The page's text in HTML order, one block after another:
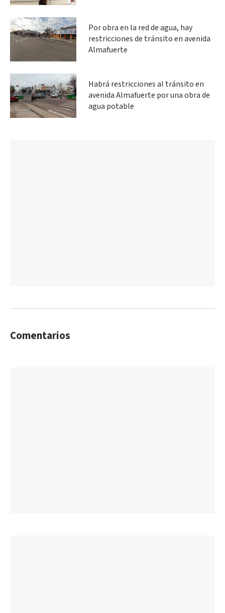
Por obra en la red de agua, hay
restricciones de tránsito en avenida
Almafuerte
Habrá restricciones al tránsito en
avenida Almafuerte por una obra de
agua potable
Comentarios